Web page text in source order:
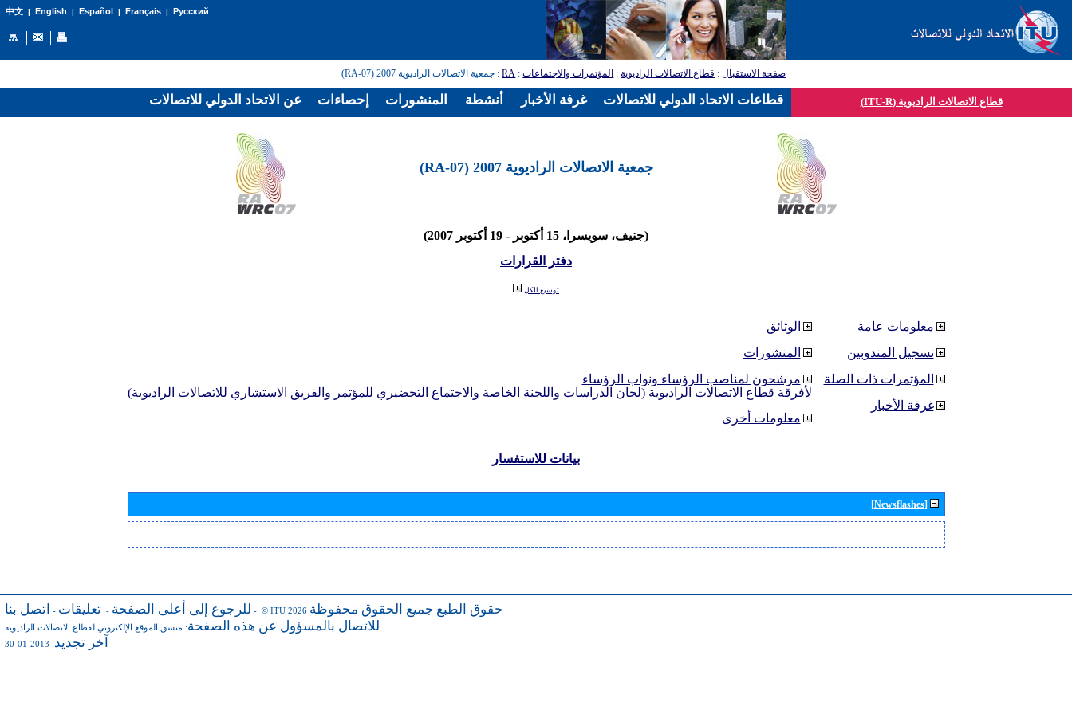
中文| English | Español | Français| Русский
صفحة الاستقبال: قطاع الاتصالات الراديوية: المؤتمرات والاجتماعات:
RA: جمعية الاتصالات الراديوية 2007 (RA-07)
قطاع الاتصالات الراديوية (ITU-R)
جمعية الاتصالات الراديوية 2007 (RA-07)
(جنيف، سويسرا، 15 أكتوبر - 19 أكتوبر 2007)
دفتر القرارات
توسيع الكل
الوثائق
المنشورات
مرشحون لمناصب الرؤساء ونواب الرؤساء
لأفرقة قطاع الاتصالات الراديوية (لجان الدراسات واللجنة الخاصة والاجتماع التحضيري للمؤتمر والفريق الاستشاري للاتصالات الراديوية)
معلومات أخرى
معلومات عامة
تسجيل المندوبين
المؤتمرات ذات الصلة
غرفة الأخبار
بيانات للاستفسار
[Newsflashes]
للرجوع إلى أعلى الصفحة - تعليقات - اتصل بنا - © ITU 2026 حقوق الطبع جميع الحقوق محفوظة
للاتصال بالمسؤول عن هذه الصفحة: منسق الموقع الإلكتروني لقطاع الاتصالات الراديوية
آخر تجديد: 2013-01-30
عن الاتحاد الدولي للاتصالات إحصاءات المنشورات أنشطة غرفة الأخبار قطاعات الاتحاد الدولي للاتصالات